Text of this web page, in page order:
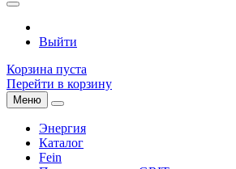
Выйти
Корзина пуста
Перейти в корзину
Меню
Энергия
Каталог
Fein